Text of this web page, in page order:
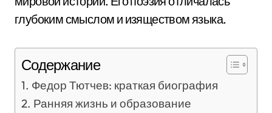
глубоким смыслом и изяществом языка.
Содержание
Федор Тютчев: краткая биография
Ранняя жизнь и образование